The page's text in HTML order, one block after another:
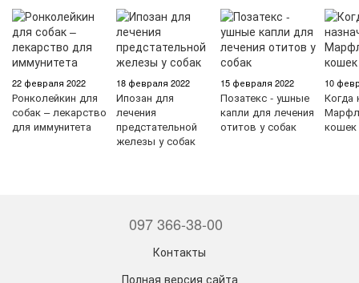
22 февраля 2022
Ронколейкин для
собак – лекарство
для иммунитета
18 февраля 2022
Ипозан для
лечения
предстательной
железы у собак
15 февраля 2022
Позатекс - ушные
капли для лечения
отитов у собак
10
Когда
кошек
097 366-38-00
Контакты
Полная версия сайта